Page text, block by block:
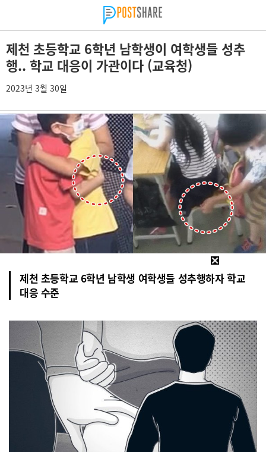
제천 초등학교 6학년 남학생이 여학생들 성추
행.. 학교 대응이 가관이다 (교육청)
2023년 3월 30일
제천 초등학교 6학년 남학생 여학생들 성추행하자 학교
대응 수준